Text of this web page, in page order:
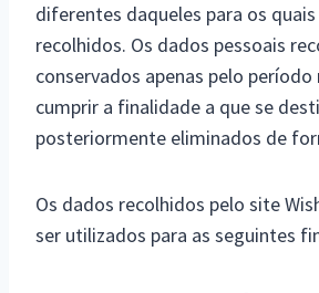
diferentes daqueles para os
recolhidos. Os dados pessoais
conservados apenas pelo período
cumprir a finalidade a que se
posteriormente eliminados de
Os dados recolhidos pelo site
ser utilizados para as seguintes